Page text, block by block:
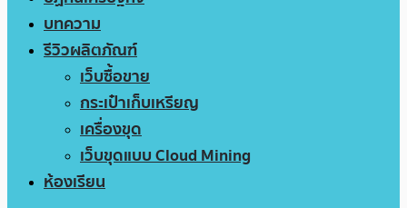
บทความ
รีวิวผลิตภัณฑ์
เว็บซื้อขาย
กระเป๋าเก็บเหรียญ
เครื่องขุด
เว็บขุดแบบ Cloud Mining
ห้องเรียน